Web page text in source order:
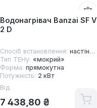
Водонагрівач Banzai SF V
2 D
Спосіб встановлення: настінний, вертикальний
Тип ТЕНу: «мокрий»
Форма: прямокутна
Потужність: 2 кВт
Звичайна ціна:
Від
7 438,80 ₴